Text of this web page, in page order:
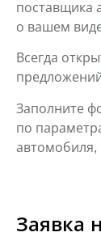
поставщика
о вашем
Всегда
Заполните
по
автомобиля,
Заявка